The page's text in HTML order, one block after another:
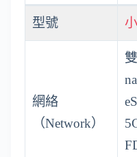
型號
網絡
（Network）